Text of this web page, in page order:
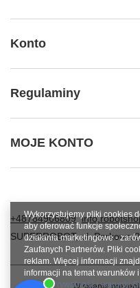
Konto
Regulaminy
MOJE KONTO
+48784966809
SUPERROBOT,ul. Parkowa
Wykorzystujemy pliki cookies
aby oferować funkcje
działania marketingowe -
Zaufanych Partnerów. Pliki
reklam. Więcej informacji
informacji na temat warunków
stronie Prywatność i warunki